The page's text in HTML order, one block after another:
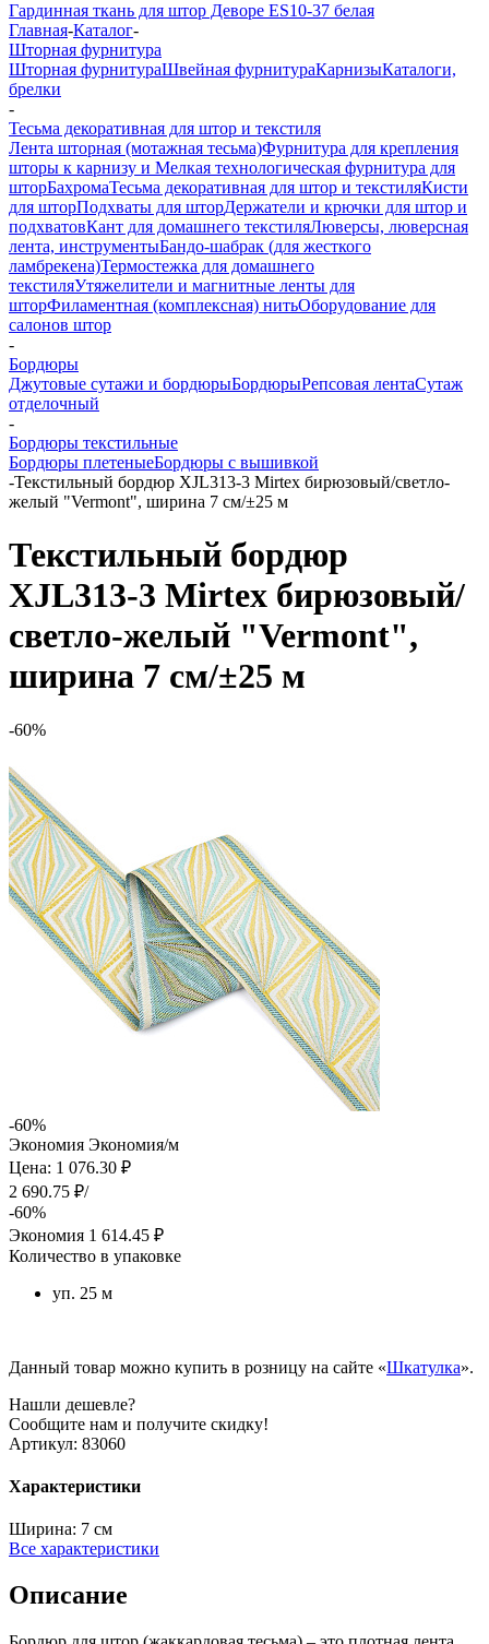
Гардинная ткань для штор Деворе ES10-37 белая
Главная-Каталог-
Шторная фурнитура
Шторная фурнитураШвейная фурнитураКарнизыКаталоги,
брелки
-
Тесьма декоративная для штор и текстиля
Лента шторная (мотажная тесьма)Фурнитура для крепления
шторы к карнизу и Мелкая технологическая фурнитура для
шторБахромаТесьма декоративная для штор и текстиляКисти
для шторПодхваты для шторДержатели и крючки для штор и
подхватовКант для домашнего текстиляЛюверсы, люверсная
лента, инструментыБандо-шабрак (для жесткого
ламбрекена)Термостежка для домашнего
текстиляУтяжелители и магнитные ленты для
шторФиламентная (комплексная) нитьОборудование для
салонов штор
-
Бордюры
Джутовые сутажи и бордюрыБордюрыРепсовая лентаСутаж
отделочный
-
Бордюры текстильные
Бордюры плетеныеБордюры с вышивкой
-Текстильный бордюр XJL313-3 Mirtex бирюзовый/светло-
желый "Vermont", ширина 7 см/±25 м
Текстильный бордюр
XJL313-3 Mirtex бирюзовый/
светло-желый "Vermont",
ширина 7 см/±25 м
-60%
-60%
Экономия Экономия/м
Цена: 1 076.30 ₽
2 690.75 ₽/
-60%
Экономия 1 614.45 ₽
Количество в упаковке
уп. 25 м
Данный товар можно купить в розницу на сайте «Шкатулка».
Нашли дешевле?
Сообщите нам и получите скидку!
Артикул: 83060
Характеристики
Ширина: 7 см
Все характеристики
Описание